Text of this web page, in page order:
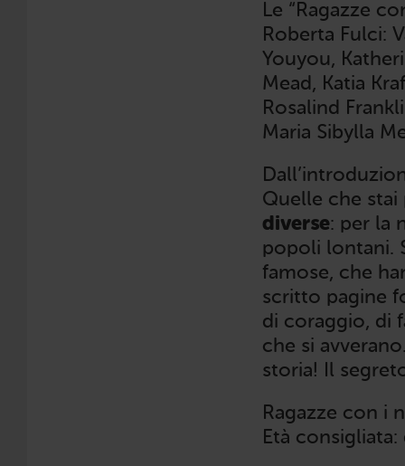
Le “Ragazze
Roberta Fulci:
Youyou,
Mead, Katia
Rosalind
Maria Sibylla
Quelle che
diverse: per la
popoli lontani.
famose, che
scritto pagine
di coraggio, di
che si
storia! Il
Ragazze con i
Età consigliata: